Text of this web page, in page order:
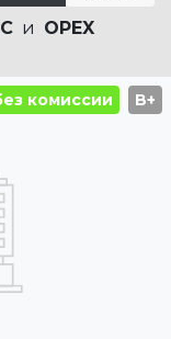
и OPEX
комиссии B+